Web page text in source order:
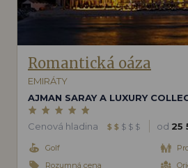
Romantická oáza
EMIRÁTY
AJMAN SARAY A LUXURY
Cenová hladina $ $ $ $ $ od 25
Golf
Rozumná cena